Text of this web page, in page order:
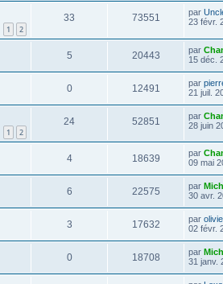
1 2
33 73551 par
23 févr.
5 20443 par
15 déc.
0 12491 par
21 juil.
1 2
24 52851 par
28 juin
4 18639 par
09 mai
6 22575 par
30 avr.
3 17632 par
02 févr.
0 18708 par
31 janv.